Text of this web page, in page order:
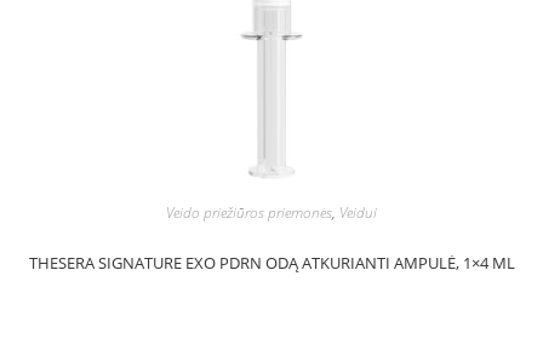
Veido priežiūros priemonės, Veidui
THESERA SIGNATURE EXO PDRN ODĄ ATKURIANTI AMPULĖ, 1×4 ML